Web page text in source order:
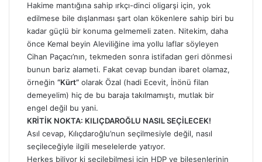
Hakime mantığına sahip ırkçı-dinci oligarşi için, yok
edilmese bile dışlanması şart olan kökenlere sahip biri bu
kadar güçlü bir konuma gelmemeli zaten. Nitekim, daha
önce Kemal beyin Aleviliğine ima yollu laflar söyleyen
Cihan Paçacı’nın, tekmeden sonra istifadan geri dönmesi
bunun bariz alameti. Fakat cevap bundan ibaret olamaz,
örneğin “Kürt” olarak Özal (hadi Ecevit, İnönü filan
demeyelim) hiç de bu baraja takılmamıştı, mutlak bir
engel değil bu yani.
KRİTİK NOKTA: KILIÇDAROĞLU NASIL SEÇİLECEK!
Asıl cevap, Kılıçdaroğlu’nun seçilmesiyle değil, nasıl
seçileceğiyle ilgili meselelerde yatıyor.
Herkes biliyor ki seçilebilmesi için HDP ve bileşenlerinin